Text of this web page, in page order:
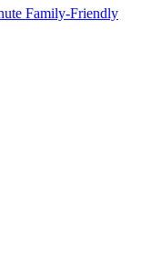
Family-Friendly